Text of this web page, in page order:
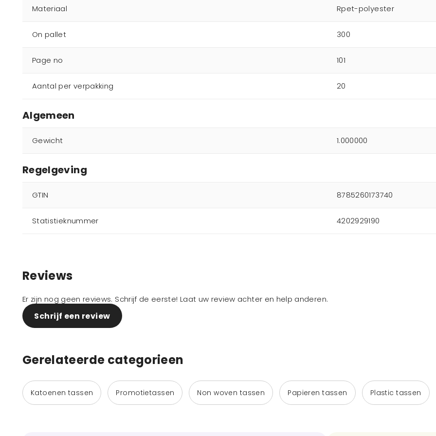
Materiaal Rpet-polyester
On pallet 300
Page no 101
Aantal per verpakking 20
Algemeen
Gewicht 1.000000
Regelgeving
GTIN 8785260173740
Statistieknummer 4202929190
Reviews
Er zijn nog geen reviews. Schrijf de eerste! Laat uw review achter en help anderen.
Schrijf een review
Gerelateerde categorieen
Katoenen tassen Promotietassen Non woven tassen Papieren tassen Plastic tassen